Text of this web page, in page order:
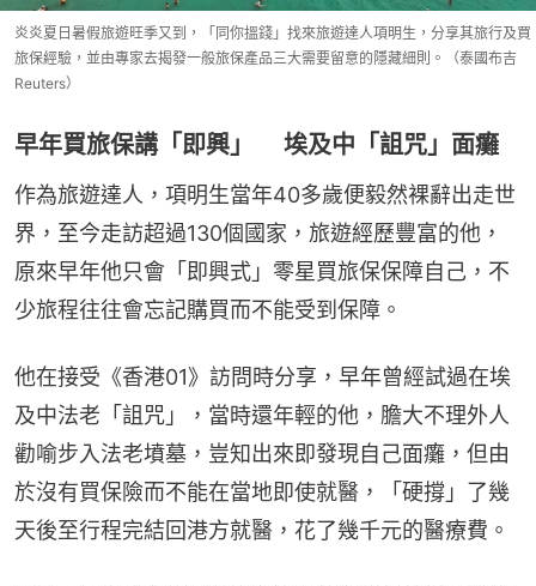
炎炎夏日暑假旅遊旺季又到，「同你搵錢」找來旅遊達人項明生，分享其旅行及買
旅保經驗，並由專家去揭發一般旅保產品三大需要留意的隱藏細則。（泰國布吉
Reuters）
早年買旅保講「即興」 埃及中「詛咒」面癱
作為旅遊達人，項明生當年40多歲便毅然裸辭出走世
界，至今走訪超過130個國家，旅遊經歷豐富的他，
原來早年他只會「即興式」零星買旅保保障自己，不
少旅程往往會忘記購買而不能受到保障。
他在接受《香港01》訪問時分享，早年曾經試過在埃
及中法老「詛咒」，當時還年輕的他，膽大不理外人
勸喻步入法老墳墓，豈知出來即發現自己面癱，但由
於沒有買保險而不能在當地即使就醫，「硬撐」了幾
天後至行程完結回港方就醫，花了幾千元的醫療費。